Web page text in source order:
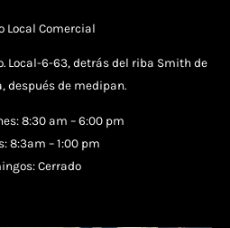
Local Comercial
Local-6-63, detrás del riba Smith de
después de medipan.
8:30 am – 6:00 pm
8:3am – 1:00 pm
Cerrado